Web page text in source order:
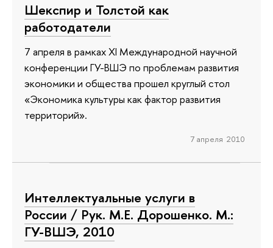
Шекспир и Толстой как
работодатели
7 апреля в рамках XI Международной научной
конференции ГУ-ВШЭ по проблемам развития
экономики и общества прошел круглый стол
«Экономика культуры как фактор развития
территорий».
7 апреля 2010
Интеллектуальные услуги в
России / Рук. М.Е. Дорошенко. М.:
ГУ-ВШЭ, 2010